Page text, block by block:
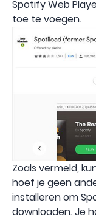
Spotify Web
toe te voegen.
Zoals vermeld,
hoef je geen
installeren om
downloaden. Je